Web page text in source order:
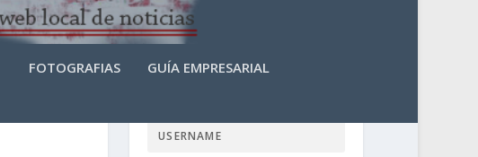
FOTOGRAFIAS GUÍA EMPRESARIAL